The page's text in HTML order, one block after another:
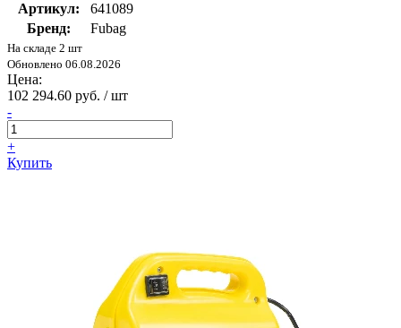
Артикул:
641089
Бренд:
Fubag
На складе 2 шт
Обновлено 06.08.2026
Цена:
102 294.60 руб. / шт
-
+
Купить